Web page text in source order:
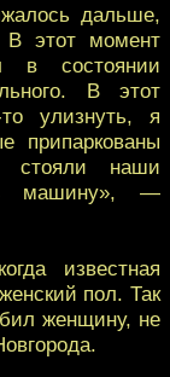
дальше,
этот момент
состоянии
В этот
улизнуть, я
припаркованы
стояли наши
машину», —
известная
пол. Так
женщину, не